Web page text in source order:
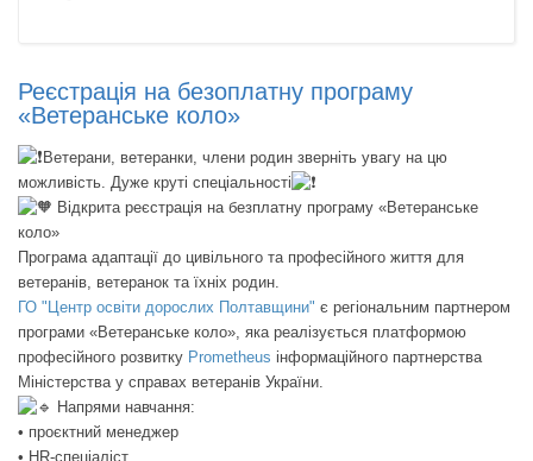
Реєстрація на безоплатну програму
«Ветеранське коло»
Ветерани, ветеранки, члени родин зверніть увагу на цю
можливість. Дуже круті спеціальності
Відкрита реєстрація на безплатну програму «Ветеранське
коло»
Програма адаптації до цивільного та професійного життя для
ветеранів, ветеранок та їхніх родин.
ГО "Центр освіти дорослих Полтавщини" є регіональним партнером
програми «Ветеранське коло», яка реалізується платформою
професійного розвитку Prometheus інформаційного партнерства
Міністерства у справах ветеранів України.
Напрями навчання:
• проєктний менеджер
• HR-спеціаліст